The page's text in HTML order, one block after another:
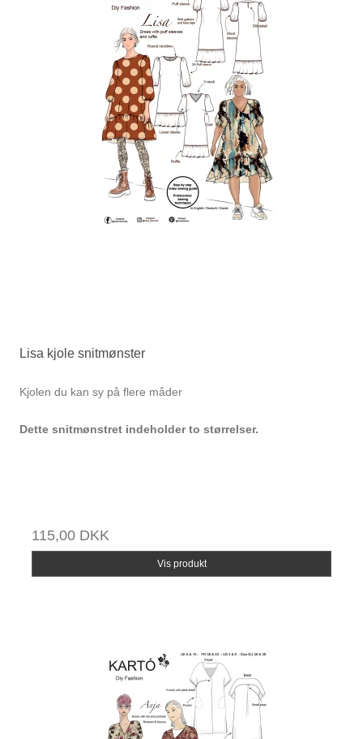
Lisa kjole snitmønster
Kjolen du kan sy på flere måder
Dette snitmønstret indeholder to størrelser.
115,00 DKK
Vis produkt